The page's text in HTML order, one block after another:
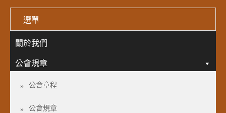
選單
關於我們
公會規章
公會章程
公會規章